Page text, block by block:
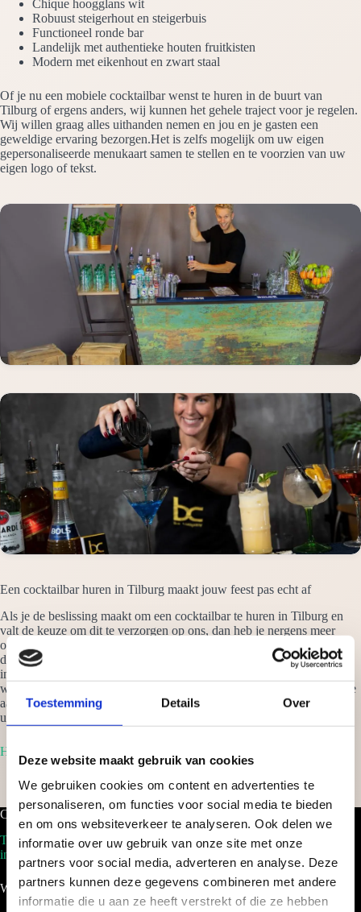
Toestemming Details Over
Deze website maakt gebruik van cookies
We gebruiken cookies om content en advertenties te
personaliseren, om functies voor social media te bieden
en om ons websiteverkeer te analyseren. Ook delen we
informatie over uw gebruik van onze site met onze
partners voor social media, adverteren en analyse. Deze
partners kunnen deze gegevens combineren met andere
informatie die u aan ze heeft verstrekt of die ze hebben
Chique hoogglans wit
Robuust steigerhout en steigerbuis
Functioneel ronde bar
Landelijk met authentieke houten fruitkisten
Modern met eikenhout en zwart staal
Of je nu een mobiele cocktailbar wenst te huren in de buurt van
Tilburg of ergens anders, wij kunnen het gehele traject voor je regelen.
Wij willen graag alles uithanden nemen en jou en je gasten een
geweldige ervaring bezorgen.Het is zelfs mogelijk om uw eigen
gepersonaliseerde menukaart samen te stellen en te voorzien van uw
eigen logo of tekst.
Een cocktailbar huren in Tilburg maakt jouw feest pas echt af
Als je de beslissing maakt om een cocktailbar te huren in Tilburg en
valt de keuze om dit te verzorgen op ons, dan heb je nergens meer
omkijken naar. Wij verzorgen alles tot in details en garanderen jou dat
de cocktails jouw festival naar een hoger niveau tillen. Van een klein
intiem feestje thuis, tot een bedrijfsfeest met 500 medewerkers, waar
wij ook staan: het wordt een successtuk. Vraag vrijblijvend een offerte
aan om een cocktailbar te huren in Tilburg en je ontvangt binnen 24
uur een scherp voorstel op maat!
Home
Cocktailbar.nl
Tel. 088-2035100
info@cocktailbar.nl
Wij werken landelijk!